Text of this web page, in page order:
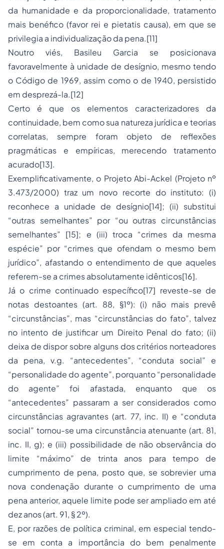
da humanidade e da proporcionalidade, tratamento
mais benéfico (favor rei e pietatis causa), em que se
privilegia a individualização da pena.[11]
Noutro viés, Basileu Garcia se posicionava
favoravelmente à unidade de desígnio, mesmo tendo
o Código de 1969, assim como o de 1940, persistido
em desprezá-la.[12]
Certo é que os elementos caracterizadores da
continuidade, bem como sua natureza jurídica e teorias
correlatas, sempre foram objeto de reflexões
pragmáticas e empíricas, merecendo tratamento
acurado[13].
Exemplificativamente, o Projeto Abi-Ackel (Projeto nº
3.473/2000) traz um novo recorte do instituto: (i)
reconhece a unidade de desígnio[14]; (ii) substitui
“outras semelhantes” por “ou outras circunstâncias
semelhantes” [15]; e (iii) troca “crimes da mesma
espécie” por “crimes que ofendam o mesmo bem
jurídico”, afastando o entendimento de que aqueles
referem-se a crimes absolutamente idênticos[16].
Já o crime continuado específico[17] reveste-se de
notas destoantes (art. 88, §1º): (i) não mais prevê
“circunstâncias”, mas “circunstâncias do fato”, talvez
no intento de justificar um Direito Penal do fato; (ii)
deixa de dispor sobre alguns dos critérios norteadores
da pena, v.g. “antecedentes”, “conduta social” e
“personalidade do agente”, porquanto “personalidade
do agente” foi afastada, enquanto que os
“antecedentes” passaram a ser considerados como
circunstâncias agravantes (art. 77, inc. II) e “conduta
social” tornou-se uma circunstância atenuante (art. 81,
inc. II, g); e (iii) possibilidade de não observância do
limite “máximo” de trinta anos para tempo de
cumprimento de pena, posto que, se sobrevier uma
nova condenação durante o cumprimento de uma
pena anterior, aquele limite pode ser ampliado em até
dez anos (art. 91, § 2º).
E, por razões de política criminal, em especial tendo-
se em conta a importância do bem penalmente